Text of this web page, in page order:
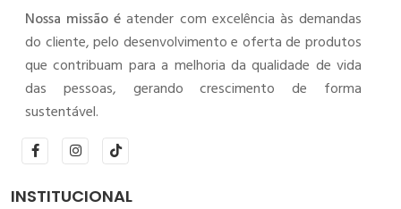
Nossa missão é atender com excelência às demandas
do cliente, pelo desenvolvimento e oferta de produtos
que contribuam para a melhoria da qualidade de vida
das pessoas, gerando crescimento de forma
sustentável.
INSTITUCIONAL